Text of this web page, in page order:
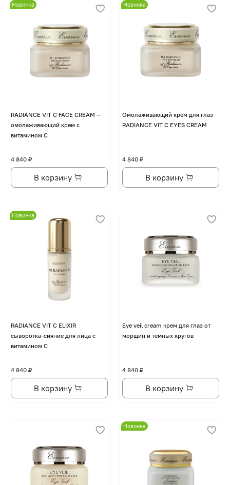
Новинка
RADIANCE VIT C FACE CREAM —
омолаживающий крем с
витамином С
4 840 ₽
В корзину
Новинка
Омолаживающий крем для глаз
RADIANCE VIT C EYES CREAM
4 840 ₽
В корзину
Новинка
RADIANCE VIT C ELIXIR
сыворотка-сияние для лица с
витамином С
4 840 ₽
В корзину
Eye veil cream крем для глаз от
морщин и темных кругов
4 840 ₽
В корзину
Новинка